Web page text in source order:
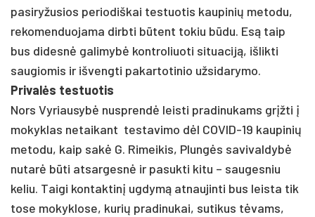
pasiryžusios periodiškai testuotis kaupinių metodu,
rekomenduojama dirbti būtent tokiu būdu. Esą taip
bus didesnė galimybė kontroliuoti situaciją, išlikti
saugiomis ir išvengti pakartotinio užsidarymo.
Privalės testuotis
Nors Vyriausybė nusprendė leisti pradinukams grįžti į
mokyklas netaikant testavimo dėl COVID-19 kaupinių
metodu, kaip sakė G. Rimeikis, Plungės savivaldybė
nutarė būti atsargesnė ir pasukti kitu – saugesniu
keliu. Taigi kontaktinį ugdymą atnaujinti bus leista tik
tose mokyklose, kurių pradinukai, sutikus tėvams,